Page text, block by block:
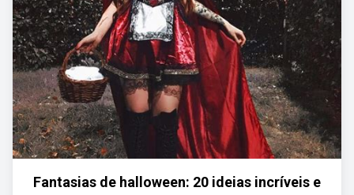
Fantasias de halloween: 20 ideias incríveis e